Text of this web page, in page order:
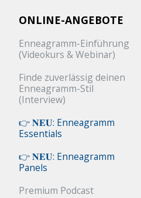
ONLINE-ANGEBOTE
Enneagramm-Einführung
(Videokurs & Webinar)
Finde zuverlässig deinen
Enneagramm-Stil
(Interview)
👉 𝐍𝐄𝐔: Enneagramm
Essentials
👉 𝐍𝐄𝐔: Enneagramm
Panels
Premium Podcast